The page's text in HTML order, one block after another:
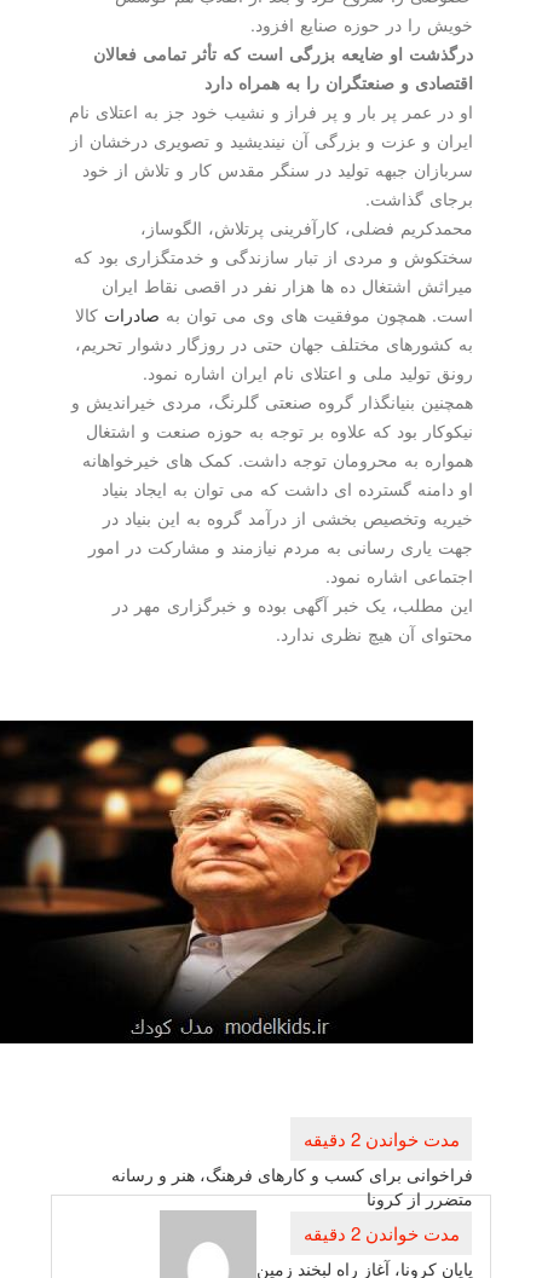
خویش را در حوزه صنایع افزود.
درگذشت او ضایعه بزرگی است که تأثر تمامی فعالان
اقتصادی و صنعتگران را به همراه دارد
او در عمر پر بار و پر فراز و نشیب خود جز به اعتلای نام
ایران و عزت و بزرگی آن نیندیشید و تصویری درخشان از
سربازان جبهه تولید در سنگر مقدس کار و تلاش از خود
برجای گذاشت.
محمدکریم فضلی، کارآفرینی پرتلاش، الگوساز،
سختکوش و مردی از تبار سازندگی و خدمتگزاری بود که
میراثش اشتغال ده ها هزار نفر در اقصی نقاط ایران
است. همچون موفقیت های وی می توان به صادرات کالا
به کشورهای مختلف جهان حتی در روزگار دشوار تحریم،
رونق تولید ملی و اعتلای نام ایران اشاره نمود.
همچنین بنیانگذار گروه صنعتی گلرنگ، مردی خیراندیش و
نیکوکار بود که علاوه بر توجه به حوزه صنعت و اشتغال
همواره به محرومان توجه داشت. کمک های خیرخواهانه
او دامنه گسترده ای داشت که می توان به ایجاد بنیاد
خیریه وتخصیص بخشی از درآمد گروه به این بنیاد در
جهت یاری رسانی به مردم نیازمند و مشارکت در امور
اجتماعی اشاره نمود.
این مطلب، یک خبر آگهی بوده و خبرگزاری مهر در
محتوای آن هیچ نظری ندارد.
راهبری
نوشته
فراخوانی برای كسب و كارهای فرهنگ، هنر و رسانه
متضرر از كرونا
پایان كرونا، آغاز راه لبخند زمین